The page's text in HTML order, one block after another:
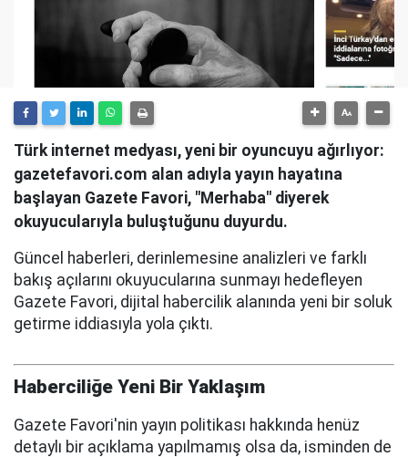
Türk internet medyası, yeni bir oyuncuyu ağırlıyor:
gazetefavori.com alan adıyla yayın hayatına
başlayan Gazete Favori, "Merhaba" diyerek
okuyucularıyla buluştuğunu duyurdu.
Güncel haberleri, derinlemesine analizleri ve farklı
bakış açılarını okuyucularına sunmayı hedefleyen
Gazete Favori, dijital habercilik alanında yeni bir soluk
getirme iddiasıyla yola çıktı.
Haberciliğe Yeni Bir Yaklaşım
Gazete Favori'nin yayın politikası hakkında henüz
detaylı bir açıklama yapılmamış olsa da, isminden de